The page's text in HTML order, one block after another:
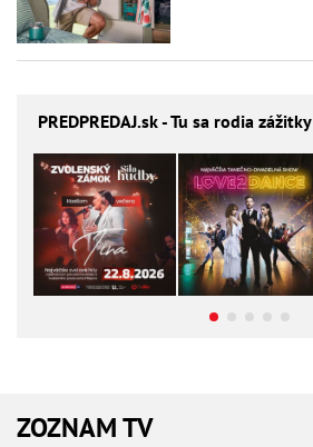
PREDPREDAJ.sk - Tu sa rodia zážitky
ZOZNAM TV